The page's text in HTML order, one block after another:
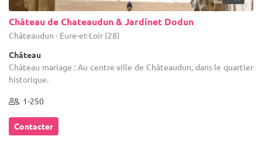
Château de Chateaudun & Jardinet Dodun
Châteaudun - Eure-et-Loir (28)
Château
Château mariage : Au centre ville de Châteaudun, dans le quartier
historique.
1-250
Contacter